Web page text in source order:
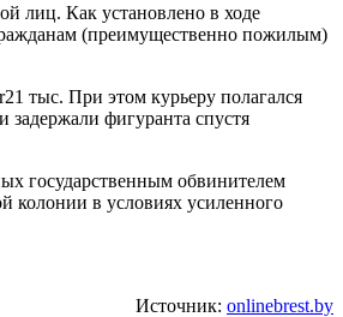
лиц. Как установлено в ходе
(преимущественно пожилым)
тыс. При этом курьеру полагался
фигуранта спустя
государственным обвинителем
колонии в условиях усиленного
Источник: onlinebrest.by